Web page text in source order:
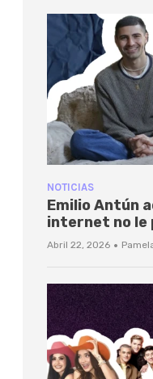
NOTICIAS
Emilio Antún
internet no le
Abril 22, 2026 ·